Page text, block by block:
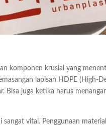
komponen krusial yang
lapisan HDPE (High-
Bisa juga ketika harus
sangat vital. Penggunaan